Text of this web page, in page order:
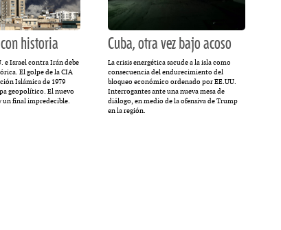
historia
e Israel contra Irán debe
El golpe de la CIA
Islámica de 1979
geopolítico. El nuevo
final impredecible.
Cuba, otra vez bajo acoso
La crisis energética sacude a la isla como
consecuencia del endurecimiento del
bloqueo económico ordenado por EE.UU.
Interrogantes ante una nueva mesa de
diálogo, en medio de la ofensiva de Trump
en la región.
MULTIMEDIA
Rocambole. Imágenes